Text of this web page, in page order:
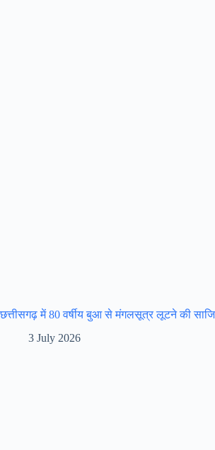
छत्तीसगढ़ में 80 वर्षीय बुआ से मंगलसूत्र लूटने की
3 July 2026